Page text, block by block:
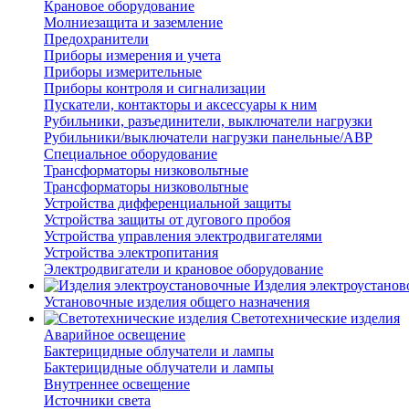
Крановое оборудование
Молниезащита и заземление
Предохранители
Приборы измерения и учета
Приборы измерительные
Приборы контроля и сигнализации
Пускатели, контакторы и аксессуары к ним
Рубильники, разъединители, выключатели нагрузки
Рубильники/выключатели нагрузки панельные/АВР
Специальное оборудование
Трансформаторы низковольтные
Трансформаторы низковольтные
Устройства дифференциальной защиты
Устройства защиты от дугового пробоя
Устройства управления электродвигателями
Устройства электропитания
Электродвигатели и крановое оборудование
Изделия
Установочные изделия общего назначения
Светотехнические изделия
Аварийное освещение
Бактерицидные облучатели и лампы
Бактерицидные облучатели и лампы
Внутреннее освещение
Источники света